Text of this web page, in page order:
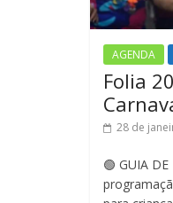
AGENDA
Folia
28 de
🟢 GUIA